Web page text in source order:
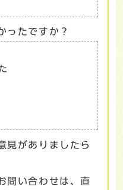
ったですか？
見がありましたら
問い合わせは、直